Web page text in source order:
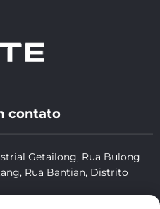
contato
Getailong, Rua Bulong
Rua Bantian, Distrito